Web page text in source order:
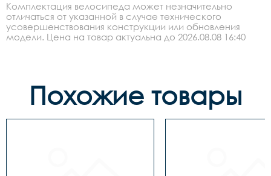
Комплектация велосипеда может незначительно
отличаться от указанной в случае технического
усовершенствования конструкции или обновления
модели. Цена на товар актуальна до 2026.08.08 16:40
Похожие товары